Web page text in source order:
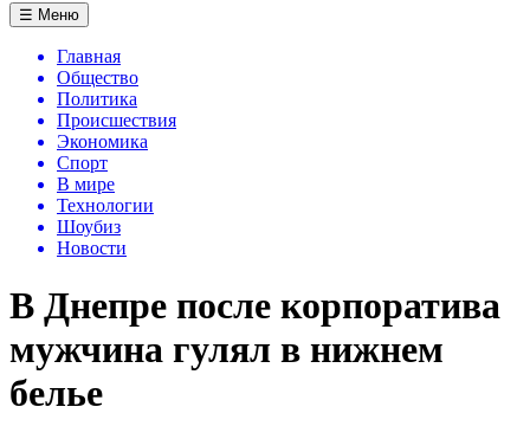
☰ Меню
Главная
Общество
Политика
Происшествия
Экономика
Спорт
В мире
Технологии
Шоубиз
Новости
В Днепре после корпоратива
мужчина гулял в нижнем
белье